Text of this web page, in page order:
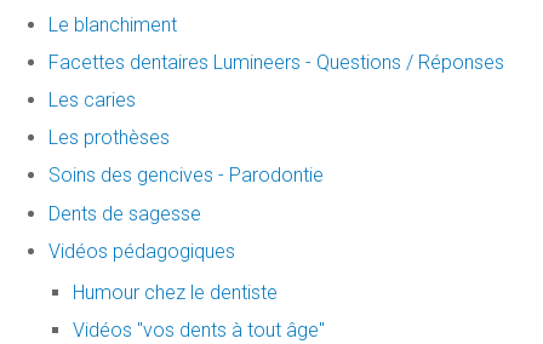
Le blanchiment
Facettes dentaires Lumineers - Questions / Réponses
Les caries
Les prothèses
Soins des gencives - Parodontie
Dents de sagesse
Vidéos pédagogiques
Humour chez le dentiste
Vidéos "vos dents à tout âge"